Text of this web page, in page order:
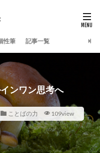
性筆 記事一覧
ンワン思考へ
ことばの力 109view